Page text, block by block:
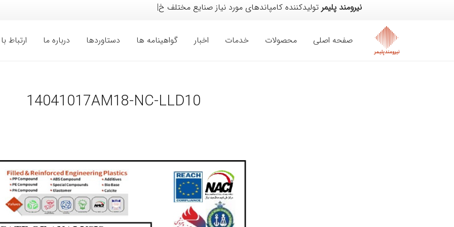
نیرومند پلیمر تولیدکننده کامپاندهای مورد نیاز صنایع مختلف خودرو، لوا
صفحه اصلی محصولات خدمات اخبار گواهینامه ها دستاوردها درباره ما ارتباط
14041017AM18-NC-LLD10